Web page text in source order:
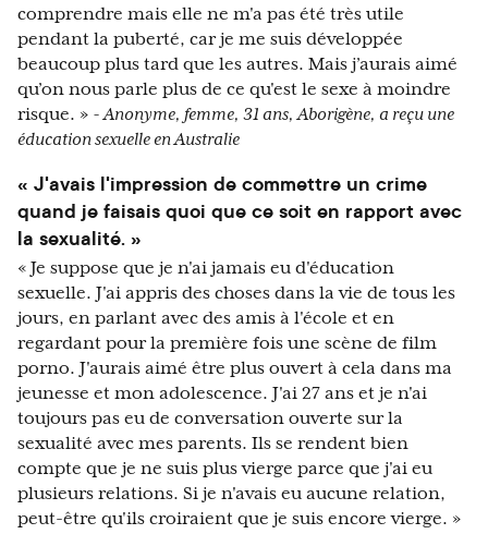
comprendre mais elle ne m'a pas été très utile
pendant la puberté, car je me suis développée
beaucoup plus tard que les autres. Mais j’aurais aimé
qu’on nous parle plus de ce qu'est le sexe à moindre
risque. » - Anonyme, femme, 31 ans, Aborigène, a reçu une
éducation sexuelle en Australie
« J'avais l'impression de commettre un crime
quand je faisais quoi que ce soit en rapport avec
la sexualité. »
« Je suppose que je n'ai jamais eu d'éducation
sexuelle. J'ai appris des choses dans la vie de tous les
jours, en parlant avec des amis à l'école et en
regardant pour la première fois une scène de film
porno. J'aurais aimé être plus ouvert à cela dans ma
jeunesse et mon adolescence. J'ai 27 ans et je n'ai
toujours pas eu de conversation ouverte sur la
sexualité avec mes parents. Ils se rendent bien
compte que je ne suis plus vierge parce que j'ai eu
plusieurs relations. Si je n'avais eu aucune relation,
peut-être qu'ils croiraient que je suis encore vierge. »